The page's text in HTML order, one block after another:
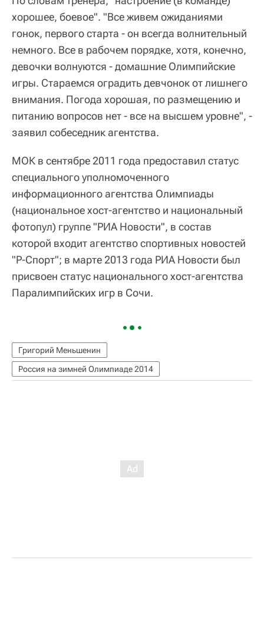
хорошее, боевое". "Все живем ожиданиями
гонок, первого старта - он всегда волнительный
немного. Все в рабочем порядке, хотя, конечно,
девочки волнуются - домашние Олимпийские
игры. Стараемся оградить девчонок от лишнего
внимания. Погода хорошая, по размещению и
питанию вопросов нет - все на высшем уровне", -
заявил собеседник агентства.
МОК в сентябре 2011 года предоставил статус
специального уполномоченного
информационного агентства Олимпиады
(национальное хост-агентство и национальный
фотопул) группе "РИА Новости", в состав
которой входит агентство спортивных новостей
"Р-Спорт"; в марте 2013 года РИА Новости был
присвоен статус национального хост-агентства
Паралимпийских игр в Сочи.
Григорий Меньшенин
Россия на зимней Олимпиаде 2014